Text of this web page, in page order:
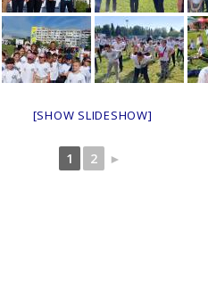
[SHOW SLIDESHOW]
1 2 ►